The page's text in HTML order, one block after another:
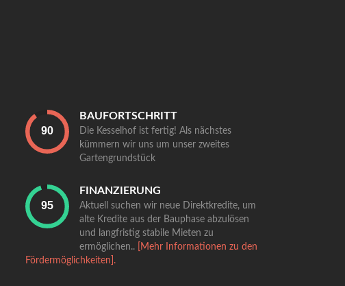
BAUFORTSCHRITT
Die Kesselhof ist fertig! Als nächstes
kümmern wir uns um unser zweites
Gartengrundstück
FINANZIERUNG
Aktuell suchen wir neue Direktkredite, um
alte Kredite aus der Bauphase abzulösen
und langfristig stabile Mieten zu
ermöglichen..
[Mehr Informationen zu den
Fördermöglichkeiten].